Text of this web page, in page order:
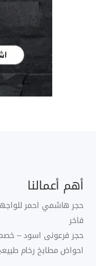
أهم أعمالنا
فاخر
حجر فرعونى اسود – خصم 15% على سعر
احواض مطابخ رخام